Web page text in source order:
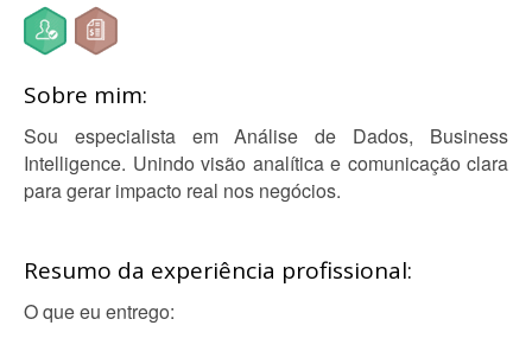
Sobre mim:
Sou especialista em Análise de Dados, Business
Intelligence. Unindo visão analítica e comunicação clara
para gerar impacto real nos negócios.
Resumo da experiência profissional:
O que eu entrego: